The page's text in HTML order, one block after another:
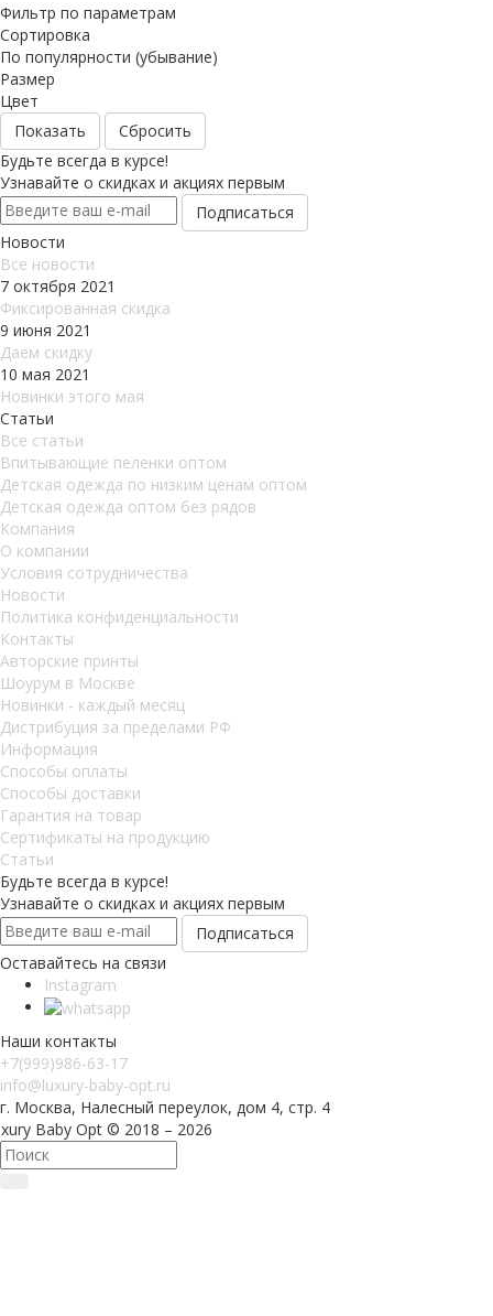
Фильтр по параметрам
Сортировка
По популярности (убывание)
Размер
Цвет
Сбросить
Будьте всегда в курсе!
Узнавайте о скидках и акциях первым
Новости
Все новости
7 октября 2021
Фиксированная скидка
9 июня 2021
Даем скидку
10 мая 2021
Новинки этого мая
Статьи
Все статьи
Впитывающие пеленки оптом
Детская одежда по низким ценам оптом
Детская одежда оптом без рядов
Компания
О компании
Условия сотрудничества
Новости
Политика конфиденциальности
Контакты
Авторские принты
Шоурум в Москве
Новинки - каждый месяц
Дистрибуция за пределами РФ
Информация
Способы оплаты
Способы доставки
Гарантия на товар
Сертификаты на продукцию
Статьи
Будьте всегда в курсе!
Узнавайте о скидках и акциях первым
Оставайтесь на связи
Instagram
Наши контакты
+7(999)986-63-17
info@luxury-baby-opt.ru
г. Москва, Налесный переулок, дом 4, стр. 4
Baby Opt © 2018 – 2026